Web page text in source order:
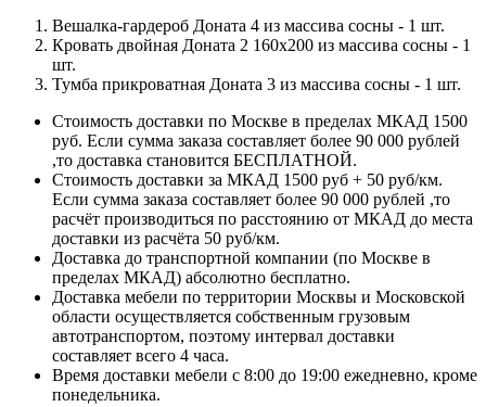
Вешалка-гардероб Доната 4 из массива сосны - 1 шт.
Кровать двойная Доната 2 160х200 из массива сосны - 1
шт.
Тумба прикроватная Доната 3 из массива сосны - 1 шт.
Стоимость доставки по Москве в пределах МКАД 1500
руб. Если сумма заказа составляет более 90 000 рублей
,то доставка становится БЕСПЛАТНОЙ.
Стоимость доставки за МКАД 1500 руб + 50 руб/км.
Если сумма заказа составляет более 90 000 рублей ,то
расчёт производиться по расстоянию от МКАД до места
доставки из расчёта 50 руб/км.
Доставка до транспортной компании (по Москве в
пределах МКАД) абсолютно бесплатно.
Доставка мебели по территории Москвы и Московской
области осуществляется собственным грузовым
автотранспортом, поэтому интервал доставки
составляет всего 4 часа.
Время доставки мебели с 8:00 до 19:00 ежедневно, кроме
понедельника.